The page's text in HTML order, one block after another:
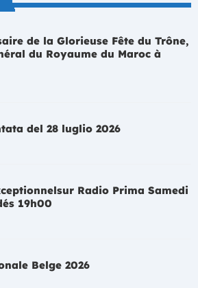
de la Glorieuse Fête du Trône,
du Royaume du Maroc à
del 28 luglio 2026
Radio Prima Samedi
19h00
Belge 2026